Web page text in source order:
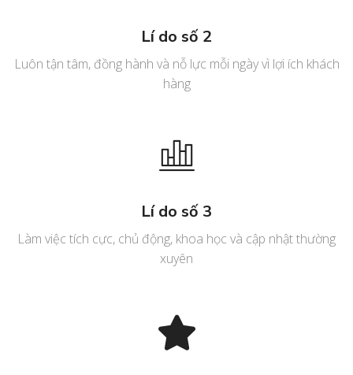
Lí do số 2
Luôn tận tâm, đồng hành và nỗ lực mỗi ngày vì lợi ích khách
hàng
Lí do số 3
Làm việc tích cực, chủ động, khoa học và cập nhật thường
xuyên